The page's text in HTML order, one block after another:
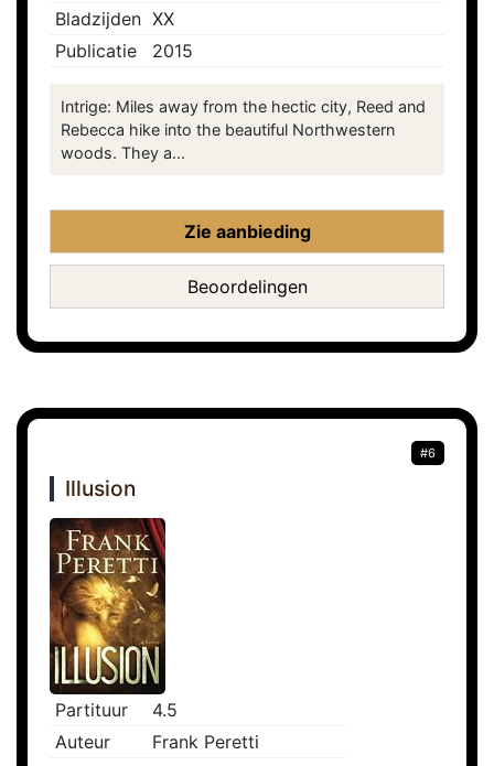
Bladzijden XX
Publicatie
2015
Intrige: Miles away from the hectic city, Reed and
Rebecca hike into the beautiful Northwestern
woods. They a...
Zie aanbieding
Beoordelingen
#6
Illusion
Partituur
4.5
Auteur
Frank Peretti